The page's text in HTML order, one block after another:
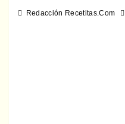
Redacción Recetitas.Com